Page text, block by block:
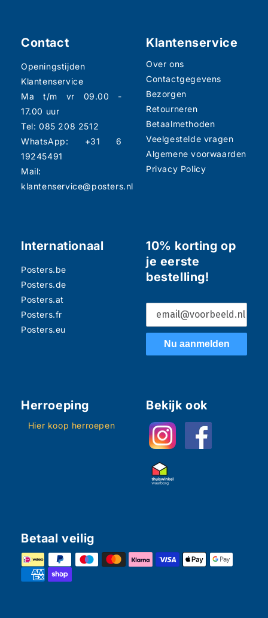
Contact
Openingstijden
Klantenservice
Ma t/m vr 09.00 -
17.00 uur
Tel: 085 208 2512
WhatsApp: +31 6
19245491
Mail:
klantenservice@posters.nl
Klantenservice
Over ons
Contactgegevens
Bezorgen
Retourneren
Betaalmethoden
Veelgestelde vragen
Algemene voorwaarden
Privacy Policy
Internationaal
Posters.be
Posters.de
Posters.at
Posters.fr
Posters.eu
10% korting op
je eerste
bestelling!
Nu aanmelden
Herroeping
Hier koop herroepen
Bekijk ook
Betaal veilig